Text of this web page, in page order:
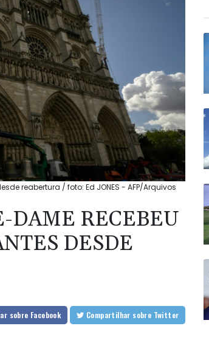
reabertura / foto: Ed JONES - AFP/Arquivos
DAME RECEBEU
DESDE
sobre Facebook Compartilhar sobre Twitter